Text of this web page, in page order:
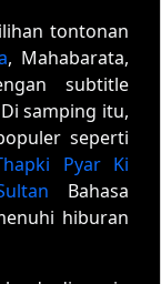
tontonan
, Mahabarata,
subtitle
samping itu,
seperti
Pyar Ki
Bahasa
hiburan